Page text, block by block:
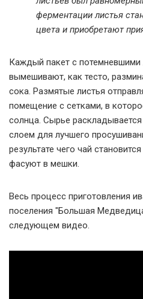
ферментации листья
цвета и приобретают
Каждый пакет с
вымешивают, как тесто,
сока. Размятые листья
помещение с сетками, в
солнца. Сырье
слоем для лучшего
результате чего чай
фасуют в мешки.
Весь процесс приготовления
поселения "Большая
следующем видео.